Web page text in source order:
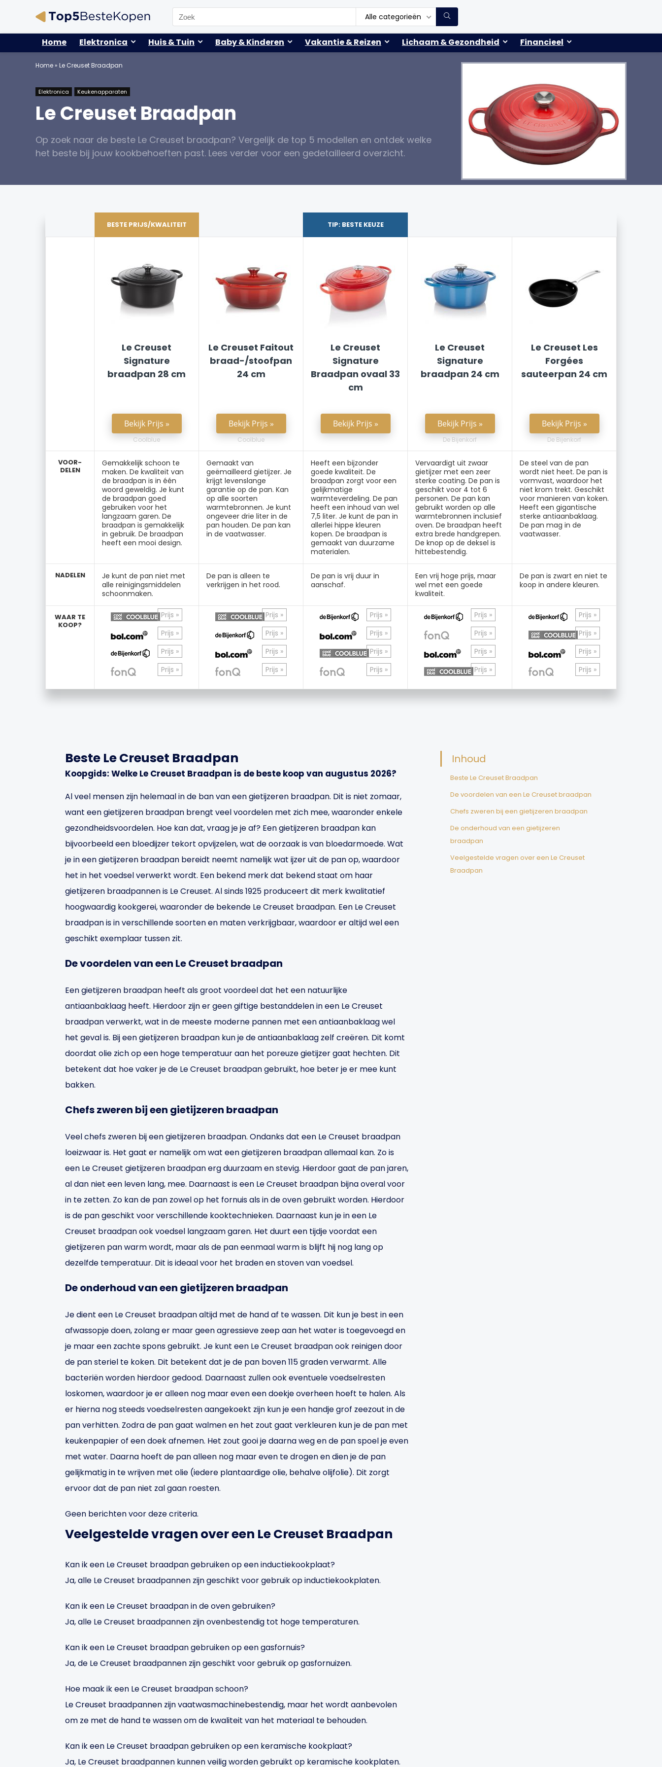
Search
for:
Alle categorieën
Home Elektronica Huis & Tuin Baby & Kinderen Vakantie & Reizen Lichaam & Gezondheid Financieel
Home» Le Creuset Braadpan
Elektronica Keukenapparaten
Le Creuset Braadpan
Op zoek naar de beste Le Creuset braadpan? Vergelijk de top 5 modellen en ontdek welke
het beste bij jouw kookbehoeften past. Lees verder voor een gedetailleerd overzicht.
VOOR-
DELEN
NADELEN
WAAR TE
KOOP?
BESTE PRIJS/KWALITEIT
Le Creuset
Signature
braadpan 28 cm
Bekijk Prijs »
Coolblue
Gemakkelijk schoon te
maken. De kwaliteit van
de braadpan is in één
woord geweldig. Je kunt
de braadpan goed
gebruiken voor het
langzaam garen. De
braadpan is gemakkelijk
in gebruik. De braadpan
heeft een mooi design.
Je kunt de pan niet met
alle reinigingsmiddelen
schoonmaken.
Prijs »
Prijs »
Prijs »
Prijs »
Le Creuset Faitout
braad-/stoofpan
24 cm
Bekijk Prijs »
Coolblue
Gemaakt van
geëmailleerd gietijzer. Je
krijgt levenslange
garantie op de pan. Kan
op alle soorten
warmtebronnen. Je kunt
ongeveer drie liter in de
pan houden. De pan kan
in de vaatwasser.
De pan is alleen te
verkrijgen in het rood.
Prijs »
Prijs »
Prijs »
Prijs »
TIP: BESTE KEUZE
Le Creuset
Signature
Braadpan ovaal 33
cm
Bekijk Prijs »
Heeft een bijzonder
goede kwaliteit. De
braadpan zorgt voor een
gelijkmatige
warmteverdeling. De pan
heeft een inhoud van wel
7,5 liter. Je kunt de pan in
allerlei hippe kleuren
kopen. De braadpan is
gemaakt van duurzame
materialen.
De pan is vrij duur in
aanschaf.
Prijs »
Prijs »
Prijs »
Prijs »
Le Creuset
Signature
braadpan 24 cm
Bekijk Prijs »
De Bijenkorf
Vervaardigt uit zwaar
gietijzer met een zeer
sterke coating. De pan is
geschikt voor 4 tot 6
personen. De pan kan
gebruikt worden op alle
warmtebronnen inclusief
oven. De braadpan heeft
extra brede handgrepen.
De knop op de deksel is
hittebestendig.
Een vrij hoge prijs, maar
wel met een goede
kwaliteit.
Prijs »
Prijs »
Prijs »
Prijs »
Le Creuset Les
Forgées
sauteerpan 24 cm
Bekijk Prijs »
De Bijenkorf
De steel van de pan
wordt niet heet. De pan is
vormvast, waardoor het
niet krom trekt. Geschikt
voor manieren van koken.
Heeft een gigantische
sterke antiaanbaklaag.
De pan mag in de
vaatwasser.
De pan is zwart en niet te
koop in andere kleuren.
Prijs »
Prijs »
Prijs »
Prijs »
Beste Le Creuset Braadpan
Koopgids: Welke Le Creuset Braadpan is de beste koop van augustus 2026?
Al veel mensen zijn helemaal in de ban van een gietijzeren braadpan. Dit is niet zomaar,
want een gietijzeren braadpan brengt veel voordelen met zich mee, waaronder enkele
gezondheidsvoordelen. Hoe kan dat, vraag je je af? Een gietijzeren braadpan kan
bijvoorbeeld een bloedijzer tekort opvijzelen, wat de oorzaak is van bloedarmoede. Wat
je in een gietijzeren braadpan bereidt neemt namelijk wat ijzer uit de pan op, waardoor
het in het voedsel verwerkt wordt. Een bekend merk dat bekend staat om haar
gietijzeren braadpannen is Le Creuset. Al sinds 1925 produceert dit merk kwalitatief
hoogwaardig kookgerei, waaronder de bekende Le Creuset braadpan. Een Le Creuset
braadpan is in verschillende soorten en maten verkrijgbaar, waardoor er altijd wel een
geschikt exemplaar tussen zit.
De voordelen van een Le Creuset braadpan
Een gietijzeren braadpan heeft als groot voordeel dat het een natuurlijke
antiaanbaklaag heeft. Hierdoor zijn er geen giftige bestanddelen in een Le Creuset
braadpan verwerkt, wat in de meeste moderne pannen met een antiaanbaklaag wel
het geval is. Bij een gietijzeren braadpan kun je de antiaanbaklaag zelf creëren. Dit komt
doordat olie zich op een hoge temperatuur aan het poreuze gietijzer gaat hechten. Dit
betekent dat hoe vaker je de Le Creuset braadpan gebruikt, hoe beter je er mee kunt
bakken.
Chefs zweren bij een gietijzeren braadpan
Veel chefs zweren bij een gietijzeren braadpan. Ondanks dat een Le Creuset braadpan
loeizwaar is. Het gaat er namelijk om wat een gietijzeren braadpan allemaal kan. Zo is
een Le Creuset gietijzeren braadpan erg duurzaam en stevig. Hierdoor gaat de pan jaren,
al dan niet een leven lang, mee. Daarnaast is een Le Creuset braadpan bijna overal voor
in te zetten. Zo kan de pan zowel op het fornuis als in de oven gebruikt worden. Hierdoor
is de pan geschikt voor verschillende kooktechnieken. Daarnaast kun je in een Le
Creuset braadpan ook voedsel langzaam garen. Het duurt een tijdje voordat een
gietijzeren pan warm wordt, maar als de pan eenmaal warm is blijft hij nog lang op
dezelfde temperatuur. Dit is ideaal voor het braden en stoven van voedsel.
De onderhoud van een gietijzeren braadpan
Je dient een Le Creuset braadpan altijd met de hand af te wassen. Dit kun je best in een
afwassopje doen, zolang er maar geen agressieve zeep aan het water is toegevoegd en
je maar een zachte spons gebruikt. Je kunt een Le Creuset braadpan ook reinigen door
de pan steriel te koken. Dit betekent dat je de pan boven 115 graden verwarmt. Alle
bacteriën worden hierdoor gedood. Daarnaast zullen ook eventuele voedselresten
loskomen, waardoor je er alleen nog maar even een doekje overheen hoeft te halen. Als
er hierna nog steeds voedselresten aangekoekt zijn kun je een handje grof zeezout in de
pan verhitten. Zodra de pan gaat walmen en het zout gaat verkleuren kun je de pan met
keukenpapier of een doek afnemen. Het zout gooi je daarna weg en de pan spoel je even
met water. Daarna hoeft de pan alleen nog maar even te drogen en dien je de pan
gelijkmatig in te wrijven met olie (iedere plantaardige olie, behalve olijfolie). Dit zorgt
ervoor dat de pan niet zal gaan roesten.
Geen berichten voor deze criteria.
Veelgestelde vragen over een Le Creuset Braadpan
Kan ik een Le Creuset braadpan gebruiken op een inductiekookplaat?
Ja, alle Le Creuset braadpannen zijn geschikt voor gebruik op inductiekookplaten.
Kan ik een Le Creuset braadpan in de oven gebruiken?
Ja, alle Le Creuset braadpannen zijn ovenbestendig tot hoge temperaturen.
Kan ik een Le Creuset braadpan gebruiken op een gasfornuis?
Ja, de Le Creuset braadpannen zijn geschikt voor gebruik op gasfornuizen.
Hoe maak ik een Le Creuset braadpan schoon?
Le Creuset braadpannen zijn vaatwasmachinebestendig, maar het wordt aanbevolen
om ze met de hand te wassen om de kwaliteit van het materiaal te behouden.
Kan ik een Le Creuset braadpan gebruiken op een keramische kookplaat?
Ja, Le Creuset braadpannen kunnen veilig worden gebruikt op keramische kookplaten.
Inhoud
Beste Le Creuset Braadpan
De voordelen van een Le Creuset braadpan
Chefs zweren bij een gietijzeren braadpan
De onderhoud van een gietijzeren
braadpan
Veelgestelde vragen over een Le Creuset
Braadpan